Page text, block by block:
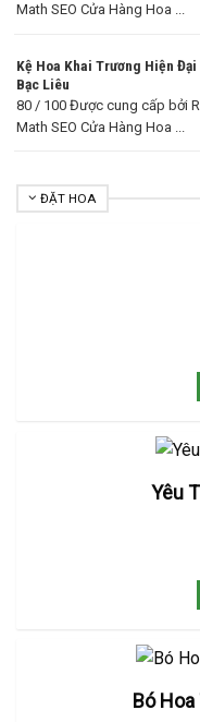
Math SEO Cửa Hàng Hoa ...
Kệ Hoa Khai Trương Hiện Đại
Bạc Liêu
80 / 100 Được cung cấp bởi
Math SEO Cửa Hàng Hoa ...
ĐẶT HOA
Yêu
Bó